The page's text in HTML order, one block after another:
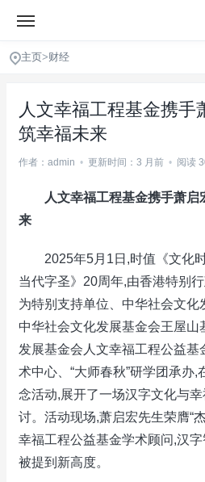
主页>财经
人文幸福工程基金携手
筑幸福未来
作者：admin • 更新时间：3 月前 • 阅读
人文幸福工程基金携手萧
来
2025年5月1日,时值《文化
当代字圣》20周年,由香港特别
为特别支持单位、中华社会文化
中华社会文化发展基金会王屋山
发展基金会人文幸福工程公益
术中心、“大师春秋”研学团承办
念活动,展开了一场汉字文化与
讨。活动现场,萧启宏先生荣膺“
幸福工程公益基金学术顾问,汉
被提到新高度。